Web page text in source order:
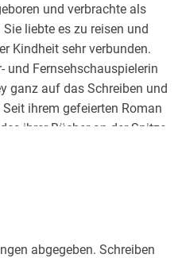
und verbrachte als
liebte es zu reisen und
Kindheit sehr verbunden.
und Fernsehschauspielerin
ganz auf das Schreiben und
ihrem gefeierten Roman
ihrer Bücher an der Spitze
lebte mit ihrem Mann
Norfolk und in West
abgegeben. Schreiben